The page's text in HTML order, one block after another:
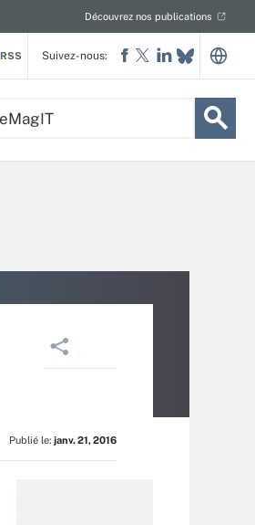
Découvrez nos publications
RSS Suivez-nous:
Publié le: janv. 21, 2016